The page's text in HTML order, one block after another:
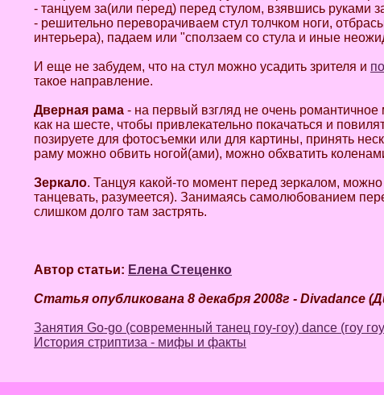
- танцуем за(или перед) перед стулом, взявшись руками
- решительно переворачиваем стул толчком ноги,
интерьера), падаем или "сползаем со стула и иные
И еще не забудем, что на стул можно усадить зрителя и
такое направление.
Дверная рама - на первый взгляд не очень
как на шесте, чтобы привлекательно покачаться и
позируете для фотосъемки или для картины, принять
раму можно обвить ногой(ами), можно обхватить
Зеркало. Танцуя какой-то момент перед зеркалом,
танцевать, разумеется). Занимаясь самолюбованием
слишком долго там застрять.
Автор статьи: Елена Стеценко
Статья опубликована 8 декабря 2008г - Divadance
Занятия Go-go (современный танец гоу-гоу) dance (гоу
История стриптиза - мифы и факты